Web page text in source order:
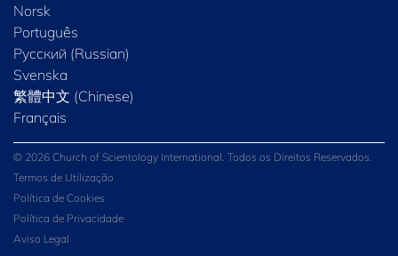
Norsk
Português
Русский (Russian)
Svenska
繁體中文 (Chinese)
Français
© 2026 Church of Scientology International. Todos os Direitos Reservados.
Termos de Utilização
Política de Cookies
Política de Privacidade
Aviso Legal